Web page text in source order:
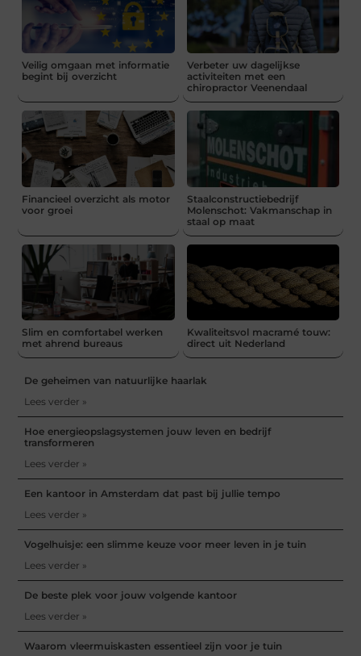
Veilig omgaan met informatie
begint bij overzicht
Verbeter uw dagelijkse
activiteiten met een
chiropractor Veenendaal
Financieel overzicht als motor
voor groei
Staalconstructiebedrijf
Molenschot: Vakmanschap in
staal op maat
Slim en comfortabel werken
met ahrend bureaus
Kwaliteitsvol macramé touw:
direct uit Nederland
De geheimen van natuurlijke haarlak
Lees verder »
Hoe energieopslagsystemen jouw leven en bedrijf
transformeren
Lees verder »
Een kantoor in Amsterdam dat past bij jullie tempo
Lees verder »
Vogelhuisje: een slimme keuze voor meer leven in je tuin
Lees verder »
De beste plek voor jouw volgende kantoor
Lees verder »
Waarom vleermuiskasten essentieel zijn voor je tuin